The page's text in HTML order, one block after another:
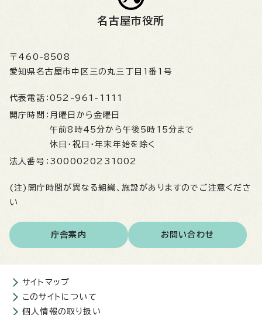
名古屋市役所
〒460-8508
愛知県名古屋市中区三の丸三丁目1番1号
代表電話： 052-961-1111
開庁時間： 月曜日から金曜日
午前8時45分から午後5時15分まで
休日・祝日・年末年始を除く
法人番号： 3000020231002
(注)開庁時間が異なる組織、施設がありますのでご注意くださ
い
庁舎案内 お問い合わせ
サイトマップ
このサイトについて
個人情報の取り扱い